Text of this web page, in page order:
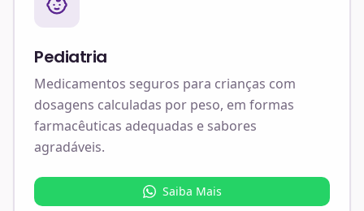
Pediatria
Medicamentos seguros para crianças com
dosagens calculadas por peso, em formas
farmacêuticas adequadas e sabores
agradáveis.
Saiba Mais